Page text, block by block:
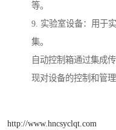
等。
9. 实验室设备：用于
集。
自动控制箱通过集成
现对设备的控制和管
http://www.hncsyclqt.com